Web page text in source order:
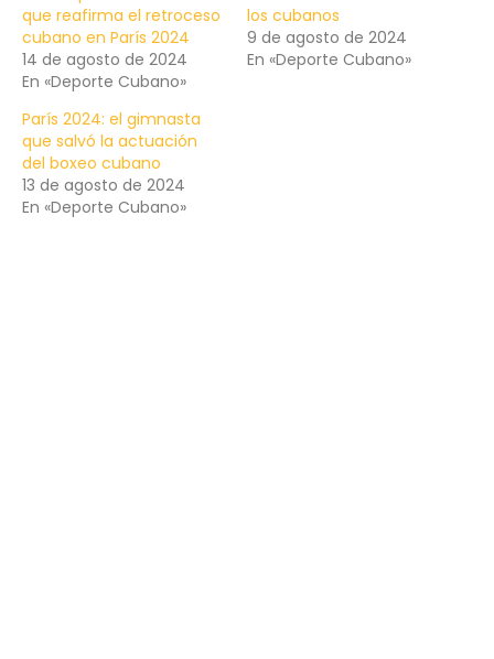
que reafirma el retroceso
cubano en París 2024
14 de agosto de 2024
En «Deporte Cubano»
los cubanos
9 de agosto de 2024
En «Deporte Cubano»
París 2024: el gimnasta
que salvó la actuación
del boxeo cubano
13 de agosto de 2024
En «Deporte Cubano»